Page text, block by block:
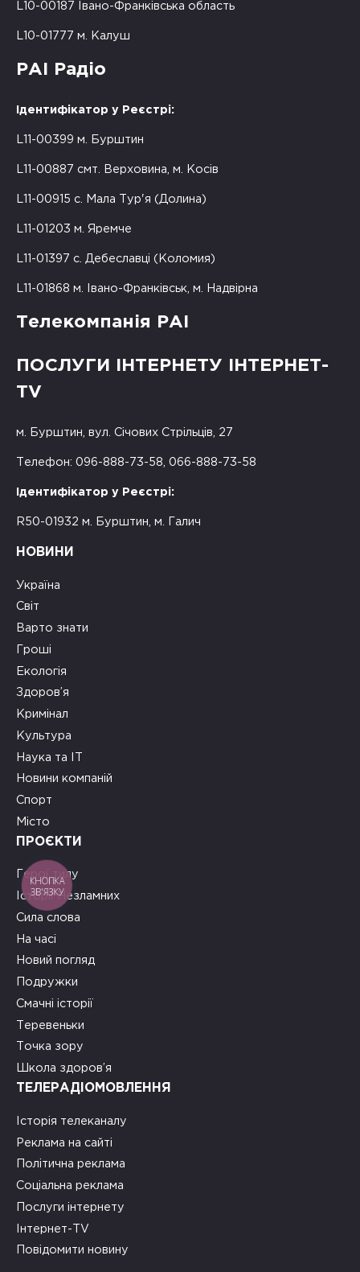
L10-00187 Івано-Франківська область
L10-01777 м. Калуш
РАІ Радіо
Ідентифікатор у Реєстрі:
L11-00399 м. Бурштин
L11-00887 смт. Верховина, м. Косів
L11-00915 с. Мала Тур'я (Долина)
L11-01203 м. Яремче
L11-01397 с. Дебеславці (Коломия)
L11-01868 м. Івано-Франківськ, м. Надвірна
Телекомпанія РАІ
ПОСЛУГИ ІНТЕРНЕТУ ІНТЕРНЕТ-
TV
м. Бурштин, вул. Січових Стрільців, 27
Телефон: 096-888-73-58, 066-888-73-58
Ідентифікатор у Реєстрі:
R50-01932 м. Бурштин, м. Галич
НОВИНИ
Україна
Світ
Варто знати
Гроші
Екологія
Здоров’я
Кримінал
Культура
Наука та ІТ
Новини компаній
Спорт
Місто
ПРОЄКТИ
Герої тилу
Історії Незламних
Сила слова
На часі
Новий погляд
Подружки
Смачні історії
Теревеньки
Точка зору
Школа здоров’я
ТЕЛЕРАДІОМОВЛЕННЯ
Історія телеканалу
Реклама на сайті
Політична реклама
Соціальна реклама
Послуги інтернету
Інтернет-TV
Повідомити новину
КНОПКА
ЗВ'ЯЗКУ